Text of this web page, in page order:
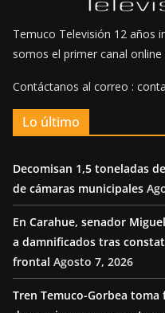
Temuco Televisión 12 años
somos el primer canal online
Contáctanos al correo :
Lo último
Decomisan 1,5 toneladas
de cámaras municipales
En Carahue, senador
a damnificados tras
frontal Agosto 7, 2026
Tren Temuco-Gorbea toma